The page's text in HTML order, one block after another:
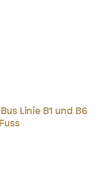
Linie B1 und B6